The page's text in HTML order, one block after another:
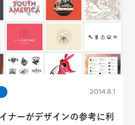
2014.8.1
ナーがデザインの参考に利